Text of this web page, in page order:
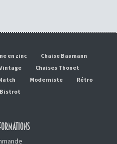
en zinc
Chaise Baumann
Chaises Thonet
Moderniste
Rétro